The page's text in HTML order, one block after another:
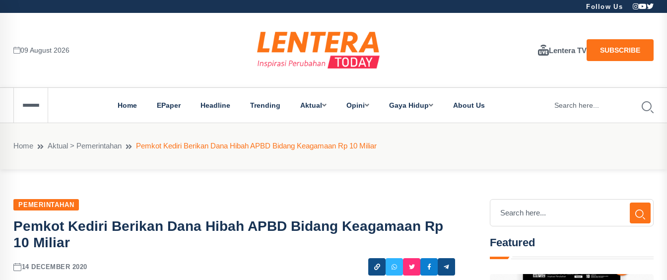
Follow Us
09 August 2026 Lentera TV SUBSCRIBE
Home EPaper Headline Trending Aktual Opini Gaya Hidup About Us
Home Aktual > Pemerintahan Pemkot Kediri Berikan Dana Hibah APBD Bidang Keagamaan Rp 10 Miliar
PEMERINTAHAN
Pemkot Kediri Berikan Dana Hibah APBD Bidang Keagamaan Rp
10 Miliar
14 DECEMBER 2020
Featured